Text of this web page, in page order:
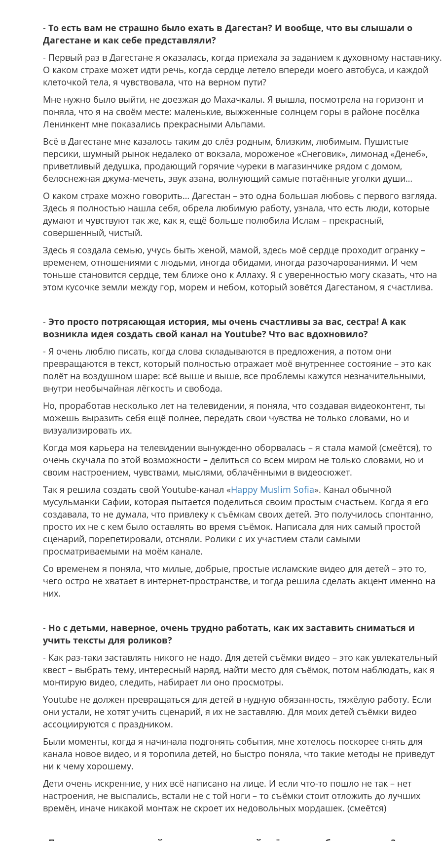
- То есть вам не страшно было ехать в Дагестан? И вообще, что вы слышали о
Дагестане и как себе представляли?
- Первый раз в Дагестане я оказалась, когда приехала за заданием к духовному наставнику.
О каком страхе может идти речь, когда сердце летело впереди моего автобуса, и каждой
клеточкой тела, я чувствовала, что на верном пути?
Мне нужно было выйти, не доезжая до Махачкалы. Я вышла, посмотрела на горизонт и
поняла, что я на своём месте: маленькие, выжженные солнцем горы в районе посёлка
Ленинкент мне показались прекрасными Альпами.
Всё в Дагестане мне казалось таким до слёз родным, близким, любимым. Пушистые
персики, шумный рынок недалеко от вокзала, мороженое «Снеговик», лимонад «Денеб»,
приветливый дедушка, продающий горячие чуреки в магазинчике рядом с домом,
белоснежная джума-мечеть, звук азана, волнующий самые потаённые уголки души…
О каком страхе можно говорить… Дагестан – это одна большая любовь с первого взгляда.
Здесь я полностью нашла себя, обрела любимую работу, узнала, что есть люди, которые
думают и чувствуют так же, как я, ещё больше полюбила Ислам – прекрасный,
совершенный, чистый.
Здесь я создала семью, учусь быть женой, мамой, здесь моё сердце проходит огранку –
временем, отношениями с людьми, иногда обидами, иногда разочарованиями. И чем
тоньше становится сердце, тем ближе оно к Аллаху. Я с уверенностью могу сказать, что на
этом кусочке земли между гор, морем и небом, который зовётся Дагестаном, я счастлива.
- Это просто потрясающая история, мы очень счастливы за вас, сестра! А как
возникла идея создать свой канал на Youtube? Что вас вдохновило?
- Я очень люблю писать, когда слова складываются в предложения, а потом они
превращаются в текст, который полностью отражает моё внутреннее состояние – это как
полёт на воздушном шаре: всё выше и выше, все проблемы кажутся незначительными,
внутри необычайная лёгкость и свобода.
Но, проработав несколько лет на телевидении, я поняла, что создавая видеоконтент, ты
можешь выразить себя ещё полнее, передать свои чувства не только словами, но и
визуализировать их.
Когда моя карьера на телевидении вынужденно оборвалась – я стала мамой (смеётся), то
очень скучала по этой возможности – делиться со всем миром не только словами, но и
своим настроением, чувствами, мыслями, облачёнными в видеосюжет.
Так я решила создать свой Youtube-канал «Happy Muslim Sofia». Канал обычной
мусульманки Сафии, которая пытается поделиться своим простым счастьем. Когда я его
создавала, то не думала, что привлеку к съёмкам своих детей. Это получилось спонтанно,
просто их не с кем было оставлять во время съёмок. Написала для них самый простой
сценарий, порепетировали, отсняли. Ролики с их участием стали самыми
просматриваемыми на моём канале.
Со временем я поняла, что милые, добрые, простые исламские видео для детей – это то,
чего остро не хватает в интернет-пространстве, и тогда решила сделать акцент именно на
них.
- Но с детьми, наверное, очень трудно работать, как их заставить сниматься и
учить тексты для роликов?
- Как раз-таки заставлять никого не надо. Для детей съёмки видео – это как увлекательный
квест – выбрать тему, интересный наряд, найти место для съёмок, потом наблюдать, как я
монтирую видео, следить, набирает ли оно просмотры.
Youtube не должен превращаться для детей в нудную обязанность, тяжёлую работу. Если
они устали, не хотят учить сценарий, я их не заставляю. Для моих детей съёмки видео
ассоциируются с праздником.
Были моменты, когда я начинала подгонять события, мне хотелось поскорее снять для
канала новое видео, и я торопила детей, но быстро поняла, что такие методы не приведут
ни к чему хорошему.
Дети очень искренние, у них всё написано на лице. И если что-то пошло не так – нет
настроения, не выспались, встали не с той ноги – то съёмки стоит отложить до лучших
времён, иначе никакой монтаж не скроет их недовольных мордашек. (смеётся)